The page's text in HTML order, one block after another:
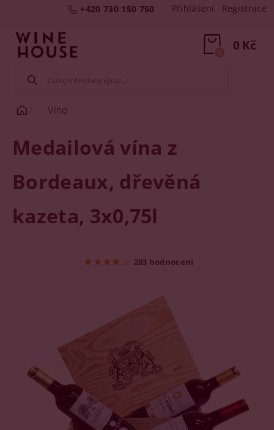
+420 730 150 750 Přihlášení Registrace
0 Kč
0
Víno
Medailová vína z
Bordeaux, dřevěná
kazeta, 3x0,75l
203 hodnocení